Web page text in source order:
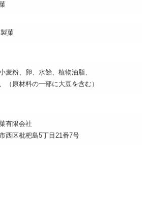
菓
麦粉、卵、水飴、植物油脂、
（原材料の一部に大豆を含む）
有限会社
西区枇杷島5丁目21番7号